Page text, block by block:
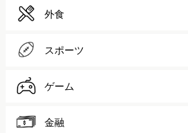
外食
スポーツ
ゲーム
金融